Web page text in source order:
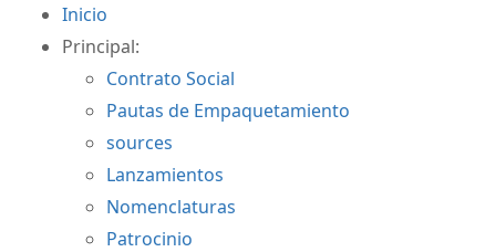
Inicio
Principal:
Contrato Social
Pautas de Empaquetamiento
sources
Lanzamientos
Nomenclaturas
Patrocinio